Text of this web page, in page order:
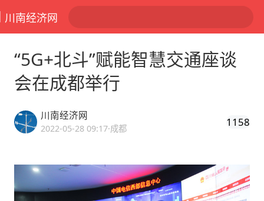
川南经济网
“5G+北斗”赋能智慧交通座谈
会在成都举行
川南经济网
2022-05-28 09:17·成都 1158